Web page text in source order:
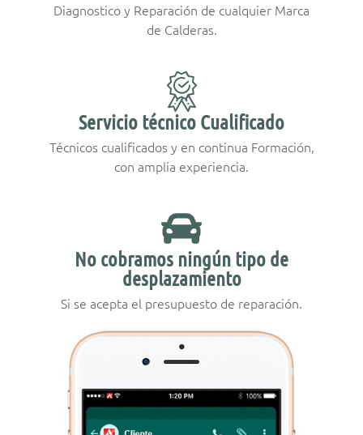
Diagnostico y Reparación de cualquier Marca
de Calderas.
Servicio técnico Cualificado
Técnicos cualificados y en continua Formación,
con amplia experiencia.
No cobramos ningún tipo de
desplazamiento
Si se acepta el presupuesto de reparación.